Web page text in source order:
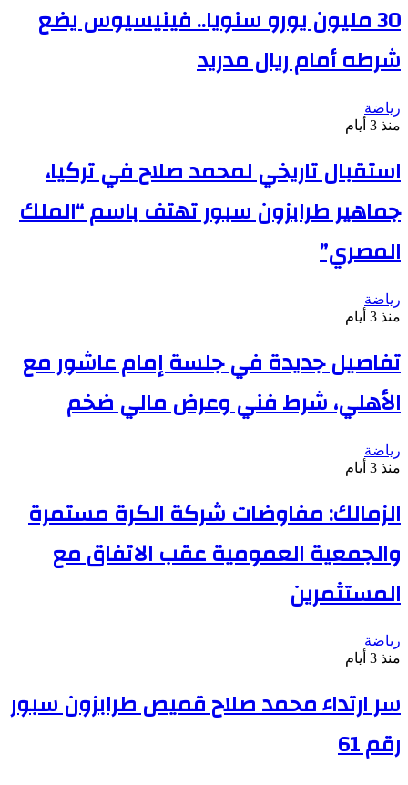
30 مليون يورو سنويا.. فينيسيوس يضع
شرطه أمام ريال مدريد
رياضة
منذ 3 أيام
استقبال تاريخي لمحمد صلاح في تركيا،
جماهير طرابزون سبور تهتف باسم “الملك
المصري”
رياضة
منذ 3 أيام
تفاصيل جديدة في جلسة إمام عاشور مع
الأهلي، شرط فني وعرض مالي ضخم
رياضة
منذ 3 أيام
الزمالك: مفاوضات شركة الكرة مستمرة
والجمعية العمومية عقب الاتفاق مع
المستثمرين
رياضة
منذ 3 أيام
سر ارتداء محمد صلاح قميص طرابزون سبور
رقم 61